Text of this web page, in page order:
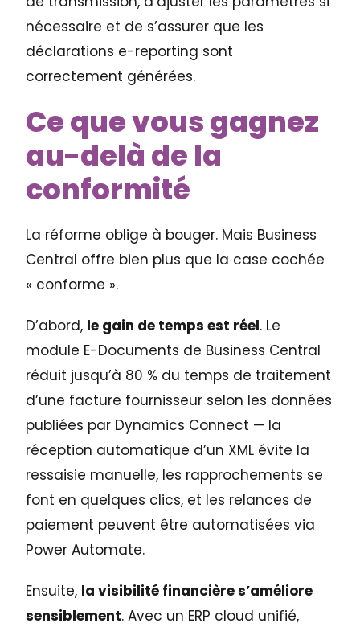
nécessaire et de s’assurer que les
déclarations e-reporting sont
correctement générées.
Ce que vous gagnez
au-delà de la
conformité
La réforme oblige à bouger. Mais Business
Central offre bien plus que la case cochée
« conforme ».
D’abord, le gain de temps est réel. Le
module E-Documents de Business Central
réduit jusqu’à 80 % du temps de traitement
d’une facture fournisseur selon les données
publiées par Dynamics Connect — la
réception automatique d’un XML évite la
ressaisie manuelle, les rapprochements se
font en quelques clics, et les relances de
paiement peuvent être automatisées via
Power Automate.
Ensuite, la visibilité financière s’améliore
sensiblement. Avec un ERP cloud unifié,